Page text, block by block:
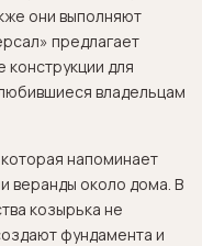
они выполняют
предлагает
конструкции для
владельцам
напоминает
веранды около дома. В
козырька не
фундамента и